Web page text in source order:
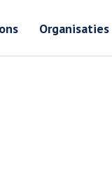
Organisaties